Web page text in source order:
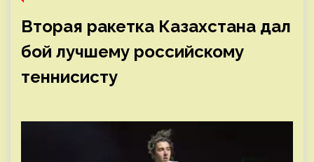
Вторая ракетка Казахстана дал
бой лучшему российскому
теннисисту